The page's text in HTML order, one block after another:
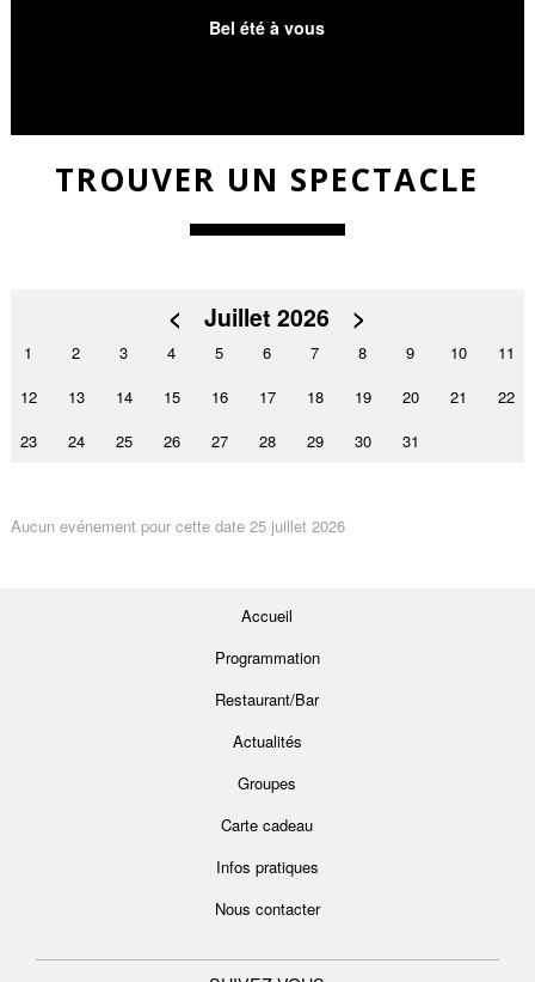
Bel été à vous
TROUVER UN SPECTACLE
< Juillet 2026 >
1 2 3 4 5 6 7 8 9 10
11
12
13 14 15 16 17 18 19 20 21
22
23
24 25 26 27 28 29 30 31
Aucun evénement pour cette date 25 juillet 2026
Accueil
Programmation
Restaurant/Bar
Actualités
Groupes
Carte cadeau
Infos pratiques
Nous contacter